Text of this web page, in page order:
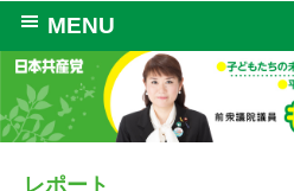
MENU
レポート